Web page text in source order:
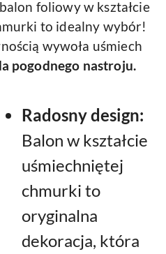
foliowy w kształcie
to idealny wybór!
wywoła uśmiech
pogodnego nastroju.
Radosny design:
Balon w kształcie
uśmiechniętej
chmurki to
oryginalna
dekoracja, która